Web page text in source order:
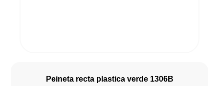
Peineta recta plastica verde 1306B